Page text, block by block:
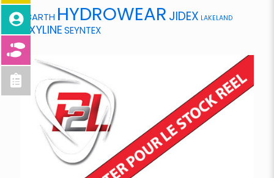
ABARTH HYDROWEAR JIDEX LAKELAND
OXYLINESEYNTEX